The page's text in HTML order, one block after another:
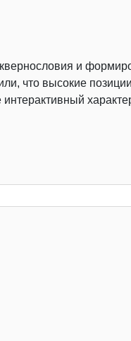
и
что высокие